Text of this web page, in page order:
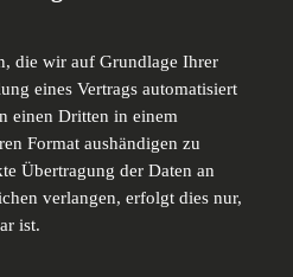
die wir auf Grundlage Ihrer
eines Vertrags automatisiert
einen Dritten in einem
Format aushändigen zu
Übertragung der Daten an
verlangen, erfolgt dies nur,
ist.